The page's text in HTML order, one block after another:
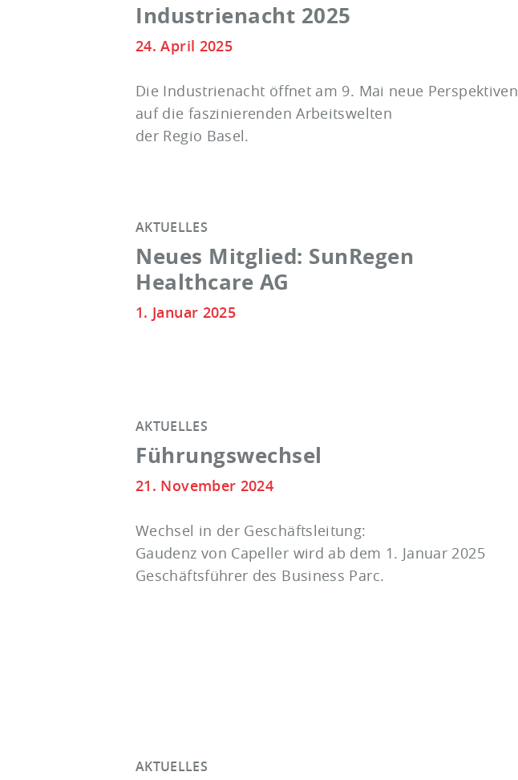
Industrienacht 2025
24. April 2025
Die Industrienacht öffnet am 9. Mai neue Perspektiven
auf die faszinierenden Arbeitswelten
der Regio Basel.
AKTUELLES
Neues Mitglied: SunRegen
Healthcare AG
1. Januar 2025
AKTUELLES
Führungswechsel
21. November 2024
Wechsel in der Geschäftsleitung:
Gaudenz von Capeller wird ab dem 1. Januar 2025
Geschäftsführer des Business Parc.
AKTUELLES